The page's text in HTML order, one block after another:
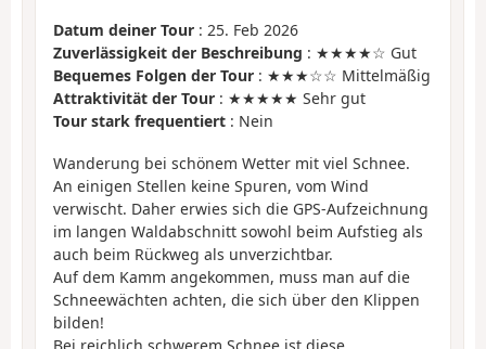
Datum deiner Tour : 25. Feb 2026
Zuverlässigkeit der Beschreibung : ★★★★☆ Gut
Bequemes Folgen der Tour : ★★★☆☆ Mittelmäßig
Attraktivität der Tour : ★★★★★ Sehr gut
Tour stark frequentiert : Nein
Wanderung bei schönem Wetter mit viel Schnee.
An einigen Stellen keine Spuren, vom Wind
verwischt. Daher erwies sich die GPS-Aufzeichnung
im langen Waldabschnitt sowohl beim Aufstieg als
auch beim Rückweg als unverzichtbar.
Auf dem Kamm angekommen, muss man auf die
Schneewächten achten, die sich über den Klippen
bilden!